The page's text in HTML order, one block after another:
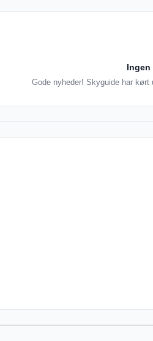
Gode nyheder! Skyguide har kørt